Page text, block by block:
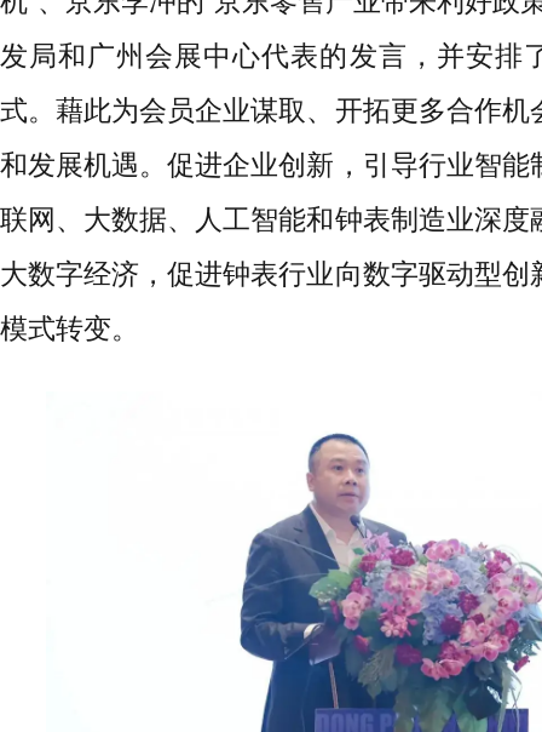
发局和广州会展中心代表的发言，并安排
式。藉此为会员企业谋取、开拓更多合作机
和发展机遇。促进企业创新，引导行业智能
联网、大数据、人工智能和钟表制造业深度
大数字经济，促进钟表行业向数字驱动型创
模式转变。